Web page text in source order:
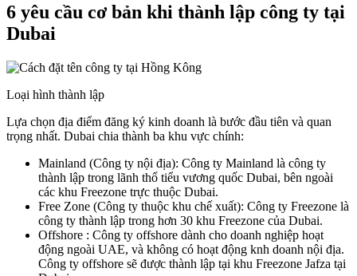
6 yêu cầu cơ bản khi thành lập công ty tại
Dubai
Loại hình thành lập
Lựa chọn địa điểm đăng ký kinh doanh là bước đầu tiên và quan
trọng nhất. Dubai chia thành ba khu vực chính:
Mainland (Công ty nội địa): Công ty Mainland là công ty
thành lập trong lãnh thổ tiểu vương quốc Dubai, bên ngoài
các khu Freezone trực thuộc Dubai.
Free Zone (Công ty thuộc khu chế xuất): Công ty Freezone là
công ty thành lập trong hơn 30 khu Freezone của Dubai.
Offshore : Công ty offshore dành cho doanh nghiệp hoạt
động ngoài UAE, và không có hoạt động knh doanh nội địa.
Công ty offshore sẽ được thành lập tại khu Freezone Jafza tại